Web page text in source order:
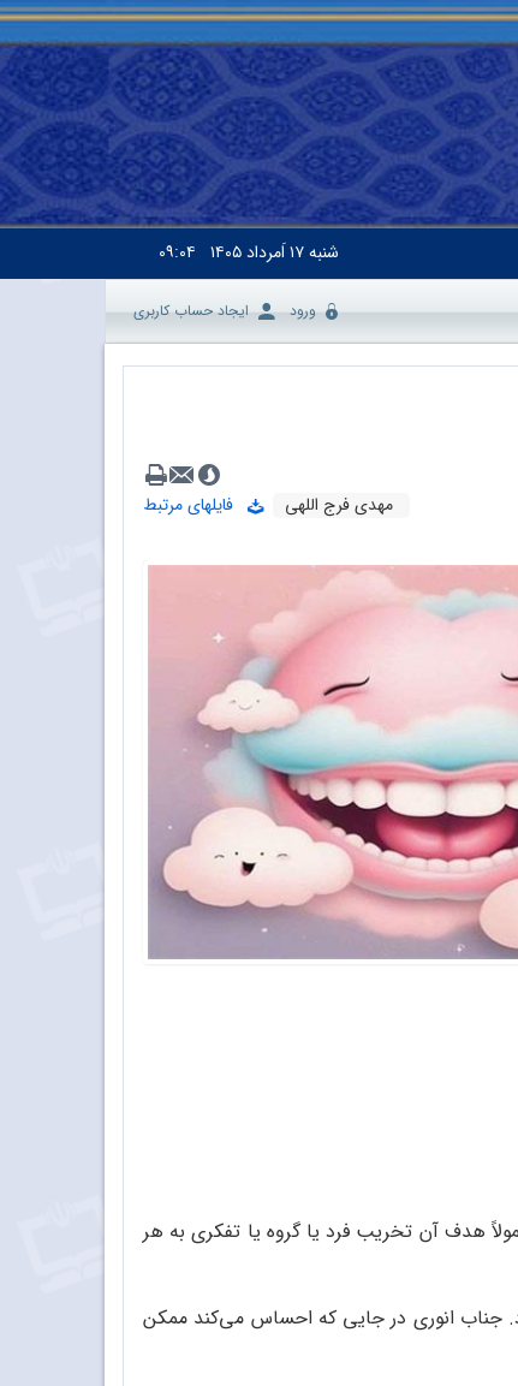
شنبه۱۷ اَمرداد ۱۴۰۵ ۰۹:۰۴
ورود ایجاد حساب کاربری
مهدی فرج اللهی
فایلهای مرتبط
هدف آن تخریب فرد یا گروه یا تفکری به هر
جناب انوری در جایی که احساس می‌کند ممکن